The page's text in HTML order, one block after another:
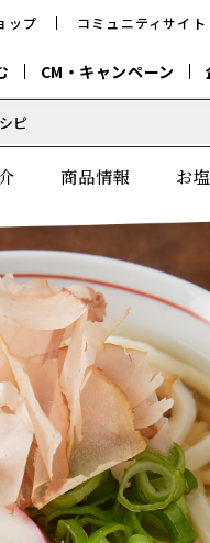
ップ コミュニティサイト
CM・キャンペーン
サッと鍋® 楽チン鍋®
鰹節屋の
だしパック
白だし 専用調味料
ヤマキのめんつゆ
採用情報
ジョブリターン制
ピ
商品情報 お